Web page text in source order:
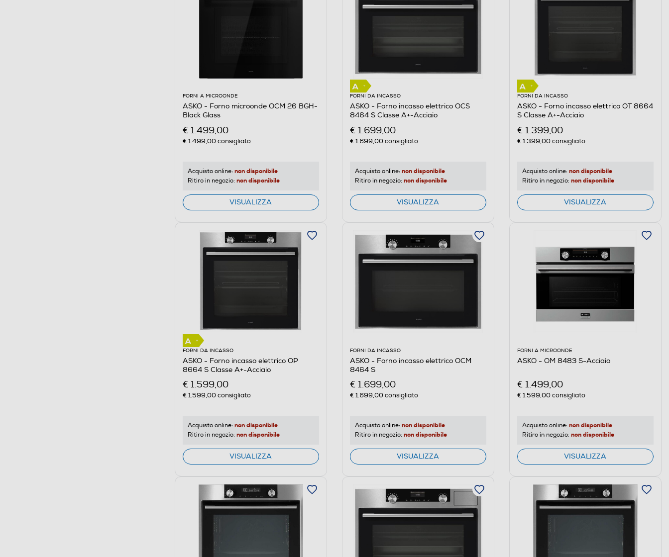
FORNI A MICROONDE
ASKO - Forno microonde OCM 26 BGH-
Black Glass
€ 1.499,00
€ 1.499,00consigliato
Acquisto online: non disponibile
Ritiro in negozio: non disponibile
VISUALIZZA
FORNI DA INCASSO
ASKO - Forno incasso elettrico OCS
8464 S Classe A+-Acciaio
€ 1.699,00
€ 1.699,00consigliato
Acquisto online: non disponibile
Ritiro in negozio: non disponibile
VISUALIZZA
FORNI DA INCASSO
ASKO - Forno incasso elettrico OT 8664
S Classe A+-Acciaio
€ 1.399,00
€ 1.399,00consigliato
Acquisto online: non disponibile
Ritiro in negozio: non disponibile
VISUALIZZA
FORNI DA INCASSO
ASKO - Forno incasso elettrico OP
8664 S Classe A+-Acciaio
€ 1.599,00
€ 1.599,00consigliato
Acquisto online: non disponibile
Ritiro in negozio: non disponibile
VISUALIZZA
FORNI DA INCASSO
ASKO - Forno incasso elettrico OCM
8464 S
€ 1.699,00
€ 1.699,00consigliato
Acquisto online: non disponibile
Ritiro in negozio: non disponibile
VISUALIZZA
FORNI A MICROONDE
ASKO - OM 8483 S-Acciaio
€ 1.499,00
€ 1.599,00consigliato
Acquisto online: non disponibile
Ritiro in negozio: non disponibile
VISUALIZZA